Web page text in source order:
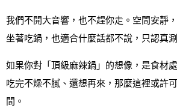
我們不開大音響，也不趕你走。空間安靜
坐著吃鍋，也適合什麼話都不說，只認真
如果你對「頂級麻辣鍋」的想像，是食材
吃完不燥不膩、還想再來，那麼這裡或許
間。